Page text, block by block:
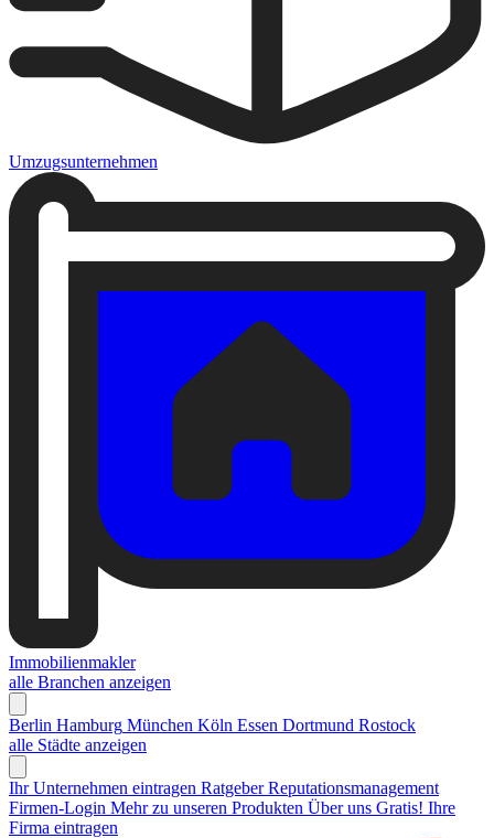
Umzugsunternehmen
Immobilienmakler
alle Branchen anzeigen
Berlin Hamburg München Köln Essen Dortmund Rostock
alle Städte anzeigen
Ihr Unternehmen eintragen Ratgeber Reputationsmanagement
Firmen-Login Mehr zu unseren Produkten Über uns Gratis! Ihre
Firma eintragen